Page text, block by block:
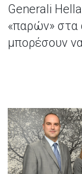
Generali
«παρών» στα
μπορέσουν